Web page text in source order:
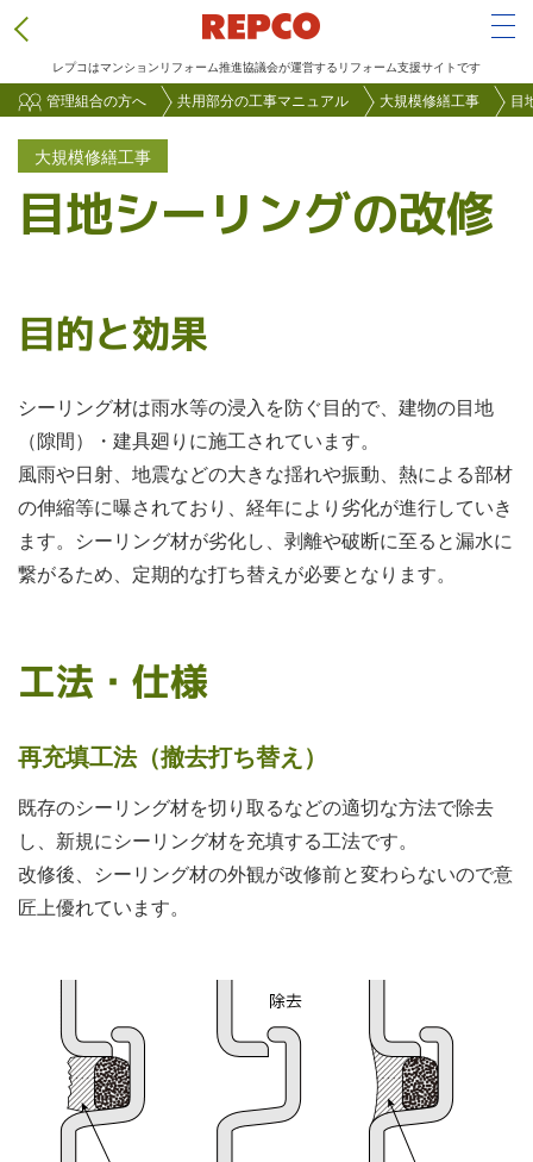
イ
ン
レプコはマンションリフォーム推進協議会が運営するリフォーム支援サイトです
管理組合の方へ 共用部分の工事マニュアル 大規模修繕工事 目
大規模修繕工事
目地シーリングの改修
目的と効果
シーリング材は雨水等の浸入を防ぐ目的で、建物の目地
（隙間）・建具廻りに施工されています。
風雨や日射、地震などの大きな揺れや振動、熱による部材
の伸縮等に曝されており、経年により劣化が進行していき
ます。シーリング材が劣化し、剥離や破断に至ると漏水に
繋がるため、定期的な打ち替えが必要となります。
工法・仕様
再充填工法（撤去打ち替え）
既存のシーリング材を切り取るなどの適切な方法で除去
し、新規にシーリング材を充填する工法です。
改修後、シーリング材の外観が改修前と変わらないので意
匠上優れています。